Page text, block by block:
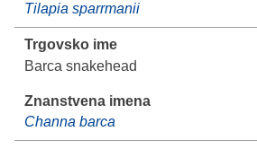
Tilapia sparrmanii
Barca snakehead
Channa barca